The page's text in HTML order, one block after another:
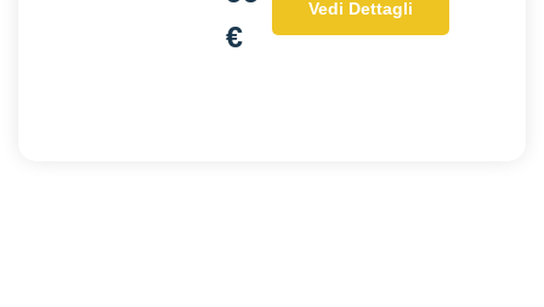
€
Vedi Dettagli